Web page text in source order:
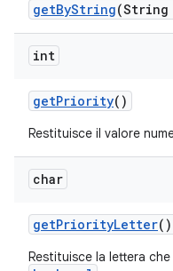
getByString(String
int
getPriority()
Restituisce il valore
char
getPriorityLetter()
Restituisce la lettera